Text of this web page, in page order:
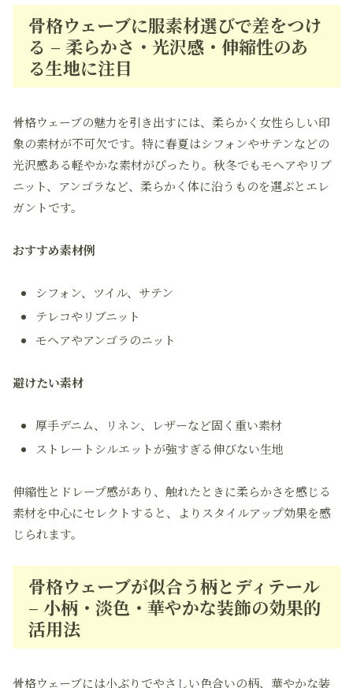
骨格ウェーブに服素材選びで差をつけ
る – 柔らかさ・光沢感・伸縮性のあ
る生地に注目
骨格ウェーブの魅力を引き出すには、柔らかく女性らしい印
象の素材が不可欠です。特に春夏はシフォンやサテンなどの
光沢感ある軽やかな素材がぴったり。秋冬でもモヘアやリブ
ニット、アンゴラなど、柔らかく体に沿うものを選ぶとエレ
ガントです。
おすすめ素材例
シフォン、ツイル、サテン
テレコやリブニット
モヘアやアンゴラのニット
避けたい素材
厚手デニム、リネン、レザーなど固く重い素材
ストレートシルエットが強すぎる伸びない生地
伸縮性とドレープ感があり、触れたときに柔らかさを感じる
素材を中心にセレクトすると、よりスタイルアップ効果を感
じられます。
骨格ウェーブが似合う柄とディテール
– 小柄・淡色・華やかな装飾の効果的
活用法
骨格ウェーブには小ぶりでやさしい色合いの柄、華やかな装